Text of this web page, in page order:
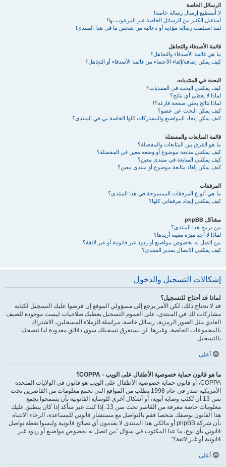
الرسائل الخاصة
لا أستطيع إرسال رسالة خاصة!
أستقبل الكثير من الرسائل الخاصة غير المرغوب بها!
لقد استلمت رسالة مؤذية أو دعائية من شخص ما في هذا المنتدى!
قائمة الأصدقاء والتجاهل
ما هي قائمة الأصدقاء والتجاهل؟
كيف يمكن إضافة/إلغاء الأعضاء من قائمة الأصدقاء أو التجاهل؟
البحث في المنتديات
كيف يمكنني البحث في المنتديات؟
لماذا لا يعطي أي نتائج؟
لماذا نتائج بحثي صفحة فارغة؟!
كيف يمكن البحث عن عضو؟
كيف يمكن إيجاد المواضيع والمشاركات كلها الخاصة بي في المنتدى؟
قائمة المتابعات والمفضلة
ما هو الفرق بين المتابعات والمفضلة؟
كيف يمكنني متابعة موضوع أو وضعه معين في المفضلة؟
كيف يمكنني المتابعة في منتدى معين؟
كيف يمكن إلغاء متابعة موضوع أو منتدى معين؟
المرفقات
ما هي أنواع المرفقات الممسوحة في هذا المنتدى؟
كيف يمكنني إيجاد مرفقاتي كلها؟
مشاكل phpBB
من برمج هذا المنتدى؟
لماذا لا أجد ميزة معينة أريدها؟
من اتصل به بخصوص مواضيع أو ردود غير قانونية أو غير لائقة؟
كيف يمكنني الاتصال بمدير المنتدى؟
إشكالات التسجيل والدخول
لماذا قد أحتاج للتسجيل؟
قد لا تحتاج ذلك، لكن الأمر يرجع إلى مسؤولي الموقع إن فرضوا عليك التسجيل لكتابة
مشاركات لك في المنتدى، على العموم التسجيل يعطيك صلاحيات ليست موجودة للضيف
العادي مثل الصور الرمزية، رسائل خاصة، مراسلة الزملاء المسجلين، الاشتراك
بالمجموعات الخاصة، وغيرها. لن يستغرق تسجيلك سوى دقائق معدودة لذا ننصحك
بالتسجيل.
أعلى
ما هو قانون حماية خصوصية الأطفال على الويب - COPPA؟
COPPA، أو قانون حماية خصوصية الأطفال على الويب هو قانون في الولايات المتحدة
الأمريكية صدر في عام 1998 يطلب من المواقع التي تجمع معلومات من القاصرين تحت
سن 13 أن تُكتَب وصاية أبوية، أو أشكال أخرى للوصاية القانونية بأن يسمحوا بجمع
معلومات خاصة معرفة من القاصر تحت سن 13. إذا كنت غير متأكد إذا كان ينطبق عليك
هذا القانون بوصفك شخصا فقم بالتواصل مع مستشار قانوني للمساعدة، الرجاء الانتباه
بأن شركة phpBB أو مالكي هذا المنتدى لا يقدمون أي نصائح قانونية وليسوا نقطة تواصل
قانوني بأي نوع، ما عدا المكتوب في سؤال ”من اتصل به بخصوص مواضيع أو ردود غير
قانونية أو غير لائقة؟“ .
أعلى